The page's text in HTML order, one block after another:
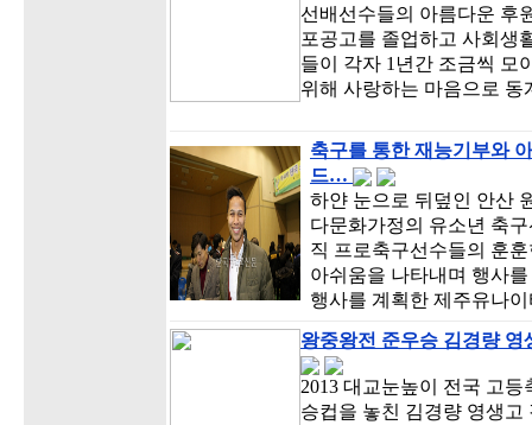
선배선수들의 아름다운 후
포공고를 졸업하고 사회생
들이 각자 1년간 조금씩 모
위해 사랑하는 마음으로
축구를 통한 재능기부와
드…
하얀 눈으로 뒤덮인 안산
다문화가정의 유소년 축
직 프로축구선수들의 훈
아쉬움을 나타내며 행사
행사를 계획한 제주유나
왕중왕전 준우승 김경량
2013 대교눈높이 전국 고
승컵을 놓친 김경량 영생고